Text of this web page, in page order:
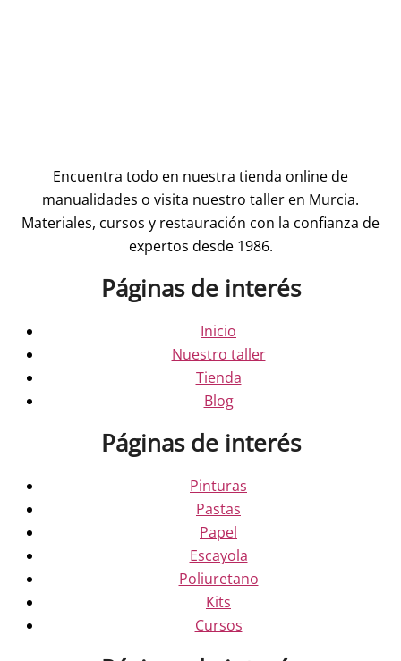
Encuentra todo en nuestra tienda online de
manualidades o visita nuestro taller en Murcia.
Materiales, cursos y restauración con la confianza de
expertos desde 1986.
Páginas de interés
Inicio
Nuestro taller
Tienda
Blog
Páginas de interés
Pinturas
Pastas
Papel
Escayola
Poliuretano
Kits
Cursos